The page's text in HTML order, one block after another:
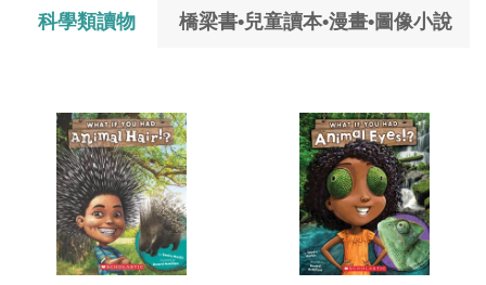
科學類讀物 橋梁書•兒童讀本•漫畫•圖像小說